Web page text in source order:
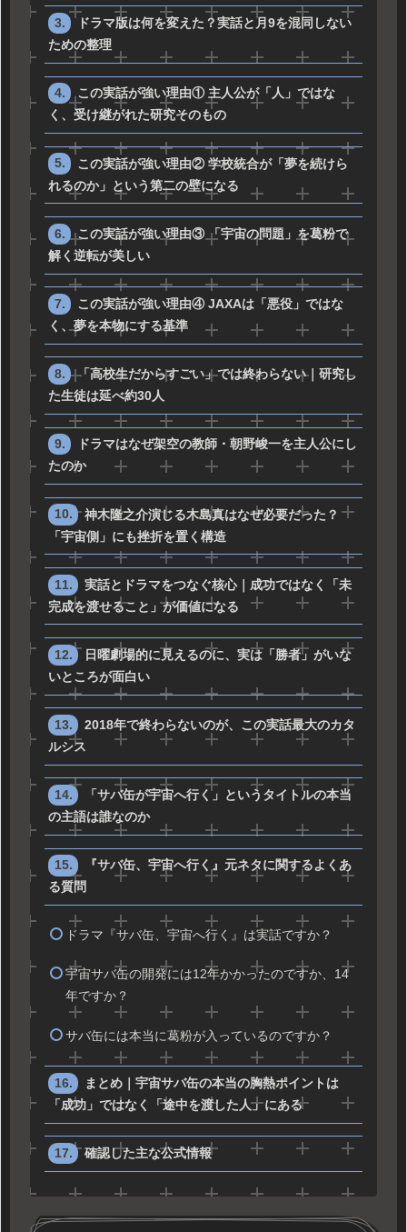
ドラマ版は何を変えた？実話と月9を混同しない
ための整理
この実話が強い理由① 主人公が「人」ではな
く、受け継がれた研究そのもの
この実話が強い理由② 学校統合が「夢を続けら
れるのか」という第二の壁になる
この実話が強い理由③ 「宇宙の問題」を葛粉で
解く逆転が美しい
この実話が強い理由④ JAXAは「悪役」ではな
く、夢を本物にする基準
「高校生だからすごい」では終わらない｜研究し
た生徒は延べ約30人
ドラマはなぜ架空の教師・朝野峻一を主人公にし
たのか
神木隆之介演じる木島真はなぜ必要だった？
「宇宙側」にも挫折を置く構造
実話とドラマをつなぐ核心｜成功ではなく「未
完成を渡せること」が価値になる
日曜劇場的に見えるのに、実は「勝者」がいな
いところが面白い
2018年で終わらないのが、この実話最大のカタ
ルシス
「サバ缶が宇宙へ行く」というタイトルの本当
の主語は誰なのか
『サバ缶、宇宙へ行く』元ネタに関するよくあ
る質問
ドラマ『サバ缶、宇宙へ行く』は実話ですか？
宇宙サバ缶の開発には12年かかったのですか、14
年ですか？
サバ缶には本当に葛粉が入っているのですか？
まとめ｜宇宙サバ缶の本当の胸熱ポイントは
「成功」ではなく「途中を渡した人」にある
確認した主な公式情報